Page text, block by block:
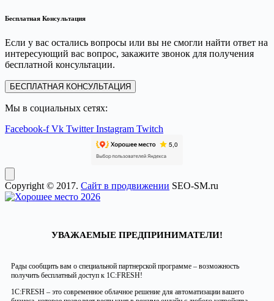
Бесплатная Консультация
Если у вас остались вопросы или вы не смогли найти ответ на
интересующий вас вопрос, закажите звонок для получения
бесплатной консультации.
БЕСПЛАТНАЯ КОНСУЛЬТАЦИЯ
Мы в социальных сетях:
Facebook-f Vk Twitter Instagram Twitch
Copyright © 2017. Сайт в продвижении SEO-SM.ru
УВАЖАЕМЫЕ ПРЕДПРИНИМАТЕЛИ!
Рады сообщить вам о специальной партнерской программе – возможность
получить бесплатный доступ к 1С:FRESH!
1С:FRESH – это современное облачное решение для автоматизации вашего